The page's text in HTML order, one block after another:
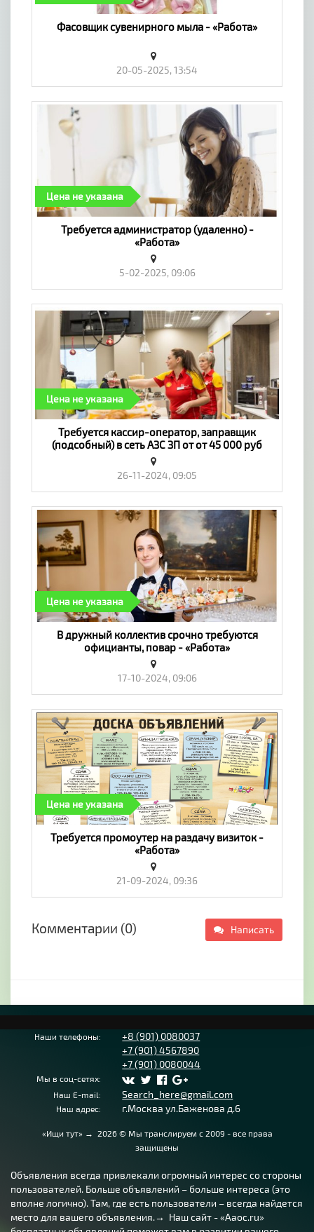
Фасовщик сувенирного мыла - «Работа»
20-05-2025, 13:54
Цена не указана
Требуется администратор (удаленно) -
«Работа»
5-02-2025, 09:06
Цена не указана
Требуется кассир-оператор, заправщик
(подсобный) в сеть АЗС ЗП от от 45 000 руб
(отпуск, больничный) - «Работа»
26-11-2024, 09:05
Цена не указана
В дружный коллектив срочно требуются
официанты, повар - «Работа»
17-10-2024, 09:06
Цена не указана
Требуется промоутер на раздачу визиток -
«Работа»
21-09-2024, 09:36
Комментарии (0) Написать
Наши телефоны:
+8 (901) 0080037
+7 (901) 4567890
+7 (901) 0080044
Мы в соц-сетях:
Наш E-mail:
Search_here@gmail.com
Наш адрес: г.Москва ул.Баженова д.6
«Ищи тут» → 2026© Мы транслируем с 2009 - все права
защищены
Объявления всегда привлекали огромный интерес со стороны
пользователей. Больше объявлений – больше интереса (это
вполне логично). Там, где есть пользователи – всегда найдется
место для вашего объявления.→ Наш сайт - «Aaoc.ru»